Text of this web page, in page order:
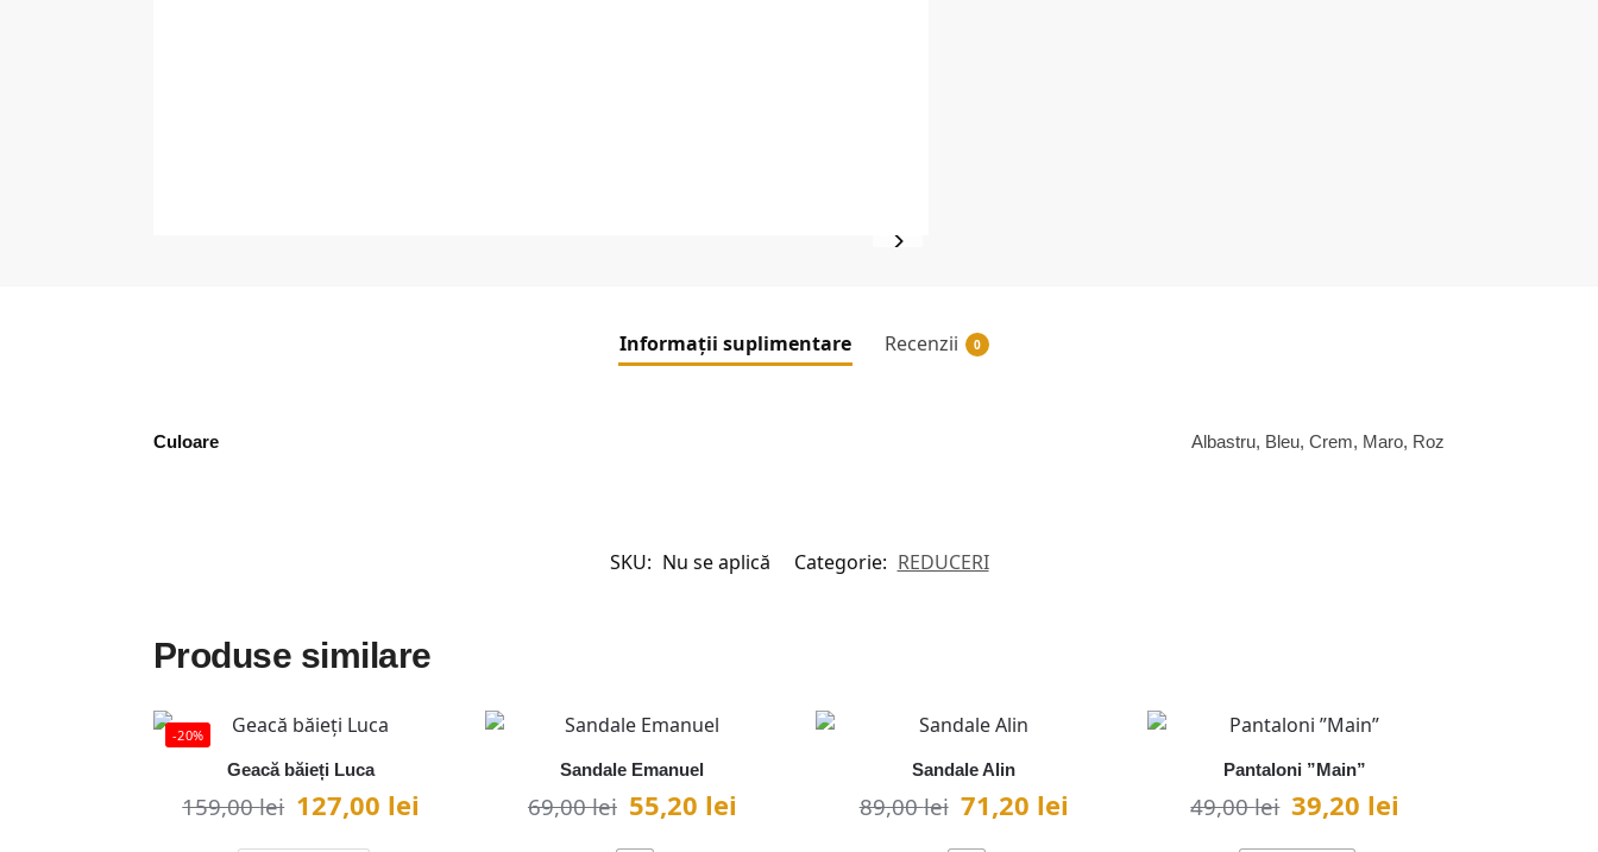
Informații suplimentare Recenzii 0
Culoare Albastru, Bleu, Crem, Maro, Roz
SKU: Nu se aplică Categorie: REDUCERI
Produse similare
-20%
Geacă băieți Luca
159,00lei 127,00 lei
Sandale Emanuel
69,00lei 55,20 lei
Sandale Alin
89,00lei 71,20 lei
Pantaloni ”Main”
49,00lei 39,20 lei